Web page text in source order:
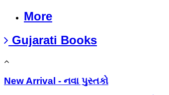
More
Gujarati Books
New Arrival - નવા પુસ્તકો